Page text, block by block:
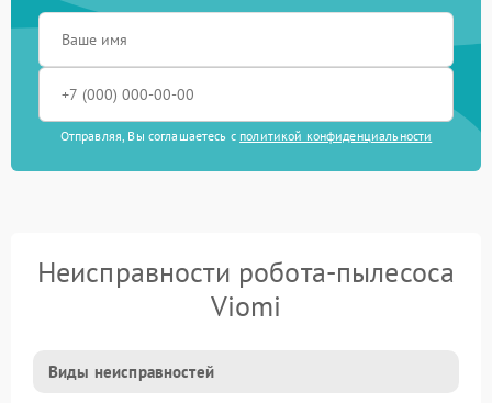
Отправляя, Вы соглашаетесь с политикой конфиденциальности
Неисправности робота-пылесоса
Viomi
Виды неисправностей